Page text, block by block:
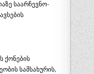
საარჩევნო-
ქონების
სამსახურის,